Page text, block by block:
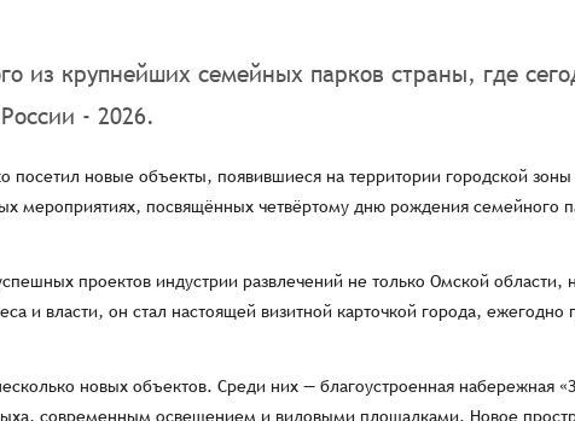
из крупнейших семейных парков страны, где
- 2026.
посетил новые объекты, появившиеся на территории городской
мероприятиях, посвящённых четвёртому дню рождения семейного
проектов индустрии развлечений не только Омской области,
и власти, он стал настоящей визитной карточкой города, ежегодно
новых объектов. Среди них — благоустроенная набережная